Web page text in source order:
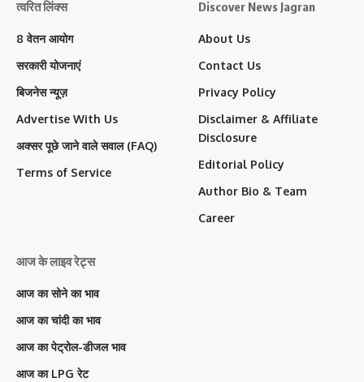
त्वरित लिंक्स
8 वेतन आयोग
सरकारी योजनाएं
बिजनेस न्यूज़
Advertise With Us
अक्सर पूछे जाने वाले सवाल (FAQ)
Terms of Service
Discover News Jagran
About Us
Contact Us
Privacy Policy
Disclaimer & Affiliate
Disclosure
Editorial Policy
Author Bio & Team
Career
आज के लाइव रेट्स
आज का सोने का भाव
आज का चांदी का भाव
आज का पेट्रोल-डीजल भाव
आज का LPG रेट